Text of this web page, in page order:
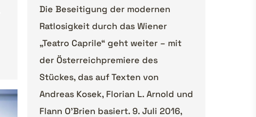
Die Beseitigung der modernen
Ratlosigkeit durch das Wiener
„Teatro Caprile“ geht weiter – mit
der Österreichpremiere des
Stückes, das auf Texten von
Andreas Kosek, Florian L. Arnold und
Flann O’Brien basiert. 9. Juli 2016,